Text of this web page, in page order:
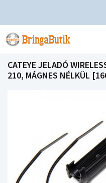
CATEYE JELADÓ
210, MÁGNES NÉLKÜL